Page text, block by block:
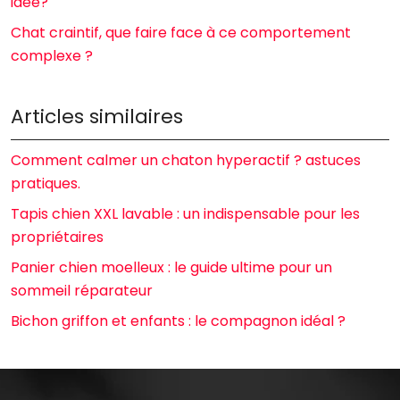
Chat craintif, que faire face à ce comportement
complexe ?
Articles similaires
Comment calmer un chaton hyperactif ? astuces
pratiques.
Tapis chien XXL lavable : un indispensable pour les
propriétaires
Panier chien moelleux : le guide ultime pour un
sommeil réparateur
Bichon griffon et enfants : le compagnon idéal ?